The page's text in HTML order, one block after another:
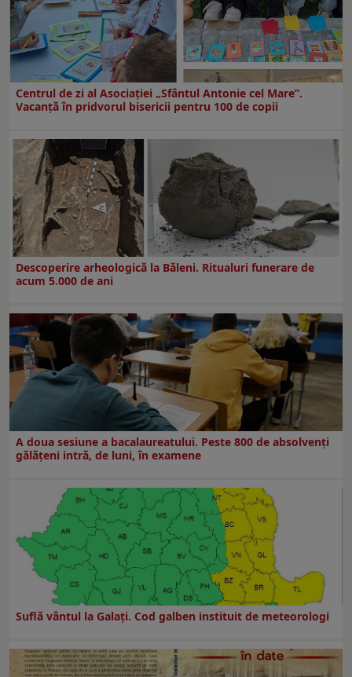
Centrul de zi al Asociației „Sfântul Antonie cel Mare”.
Vacanță în pridvorul bisericii pentru 100 de copii
Descoperire arheologică la Băleni. Ritualuri funerare de
acum 5.000 de ani
A doua sesiune a bacalaureatului. Peste 800 de absolvenţi
gălăţeni intră, de luni, în examene
Suflă vântul la Galaţi. Cod galben instituit de meteorologi